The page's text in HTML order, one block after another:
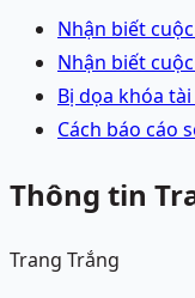
Nhận biết
Nhận biết
Bị dọa khóa
Cách báo cáo
Thông tin
Trang Trắng